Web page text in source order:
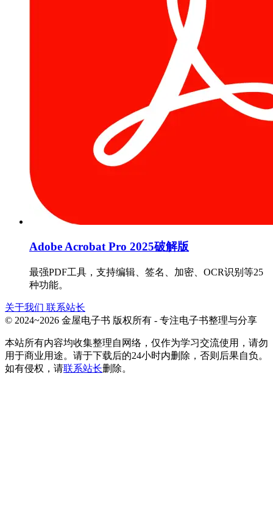
Adobe Acrobat Pro 2025破解版
最强PDF工具，支持编辑、签名、加密、OCR识别等25
种功能。
关于我们 联系站长
© 2024~2026 金屋电子书 版权所有 - 专注电子书整理与分享
本站所有内容均收集整理自网络，仅作为学习交流使用，请勿
用于商业用途。请于下载后的24小时内删除，否则后果自负。
如有侵权，请联系站长删除。